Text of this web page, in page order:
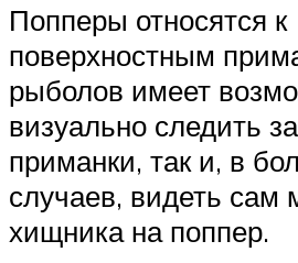
Попперы относятся к
поверхностным
рыболов имеет
визуально следить
приманки, так и, в
случаев, видеть сам
хищника на поппер.